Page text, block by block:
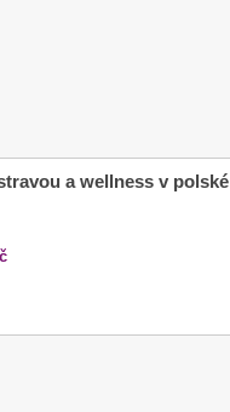
a wellness v polské